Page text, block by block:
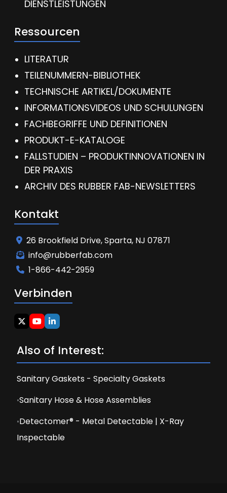
DIENSTLEISTUNGEN
Ressourcen
LITERATUR
TEILENUMMERN-BIBLIOTHEK
TECHNISCHE ARTIKEL/DOKUMENTE
INFORMATIONSVIDEOS UND SCHULUNGEN
FACHBEGRIFFE UND DEFINITIONEN
PRODUKT-E-KATALOGE
FALLSTUDIEN – PRODUKTINNOVATIONEN IN
DER PRAXIS
ARCHIV DES RUBBER FAB-NEWSLETTERS
Kontakt
26 Brookfield Drive, Sparta, NJ 07871
info@rubberfab.com
1-866-442-2959
Verbinden
Also of Interest:
Sanitary Gaskets - Specialty Gaskets
Sanitary Hose & Hose Assemblies
Detectomer® - Metal Detectable | X-Ray
Inspectable